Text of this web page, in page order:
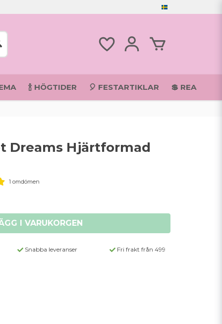
🍾 HÖGTIDER 🎈 FESTARTIKLAR 💲 REA
Dreams Hjärtformad
1 omdömen
I VARUKORGEN
Snabba leveranser Fri frakt från 499